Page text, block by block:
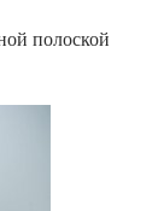
полоской